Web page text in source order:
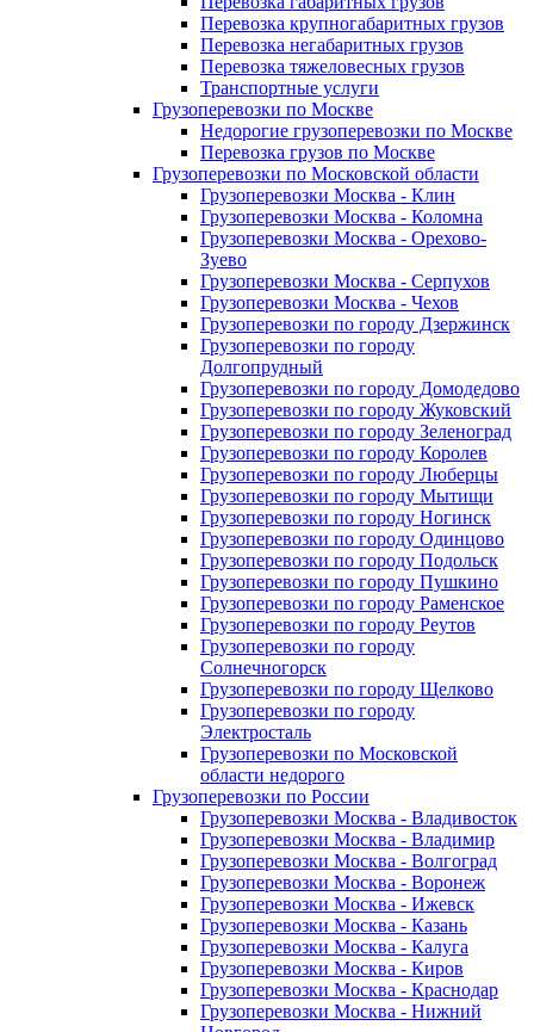
Перевозка крупногабаритных грузов
Перевозка негабаритных грузов
Перевозка тяжеловесных грузов
Транспортные услуги
Грузоперевозки по Москве
Недорогие грузоперевозки по Москве
Перевозка грузов по Москве
Грузоперевозки по Московской области
Грузоперевозки Москва - Клин
Грузоперевозки Москва - Коломна
Грузоперевозки Москва - Орехово-
Зуево
Грузоперевозки Москва - Серпухов
Грузоперевозки Москва - Чехов
Грузоперевозки по городу Дзержинск
Грузоперевозки по городу
Долгопрудный
Грузоперевозки по городу Домодедово
Грузоперевозки по городу Жуковский
Грузоперевозки по городу Зеленоград
Грузоперевозки по городу Королев
Грузоперевозки по городу Люберцы
Грузоперевозки по городу Мытищи
Грузоперевозки по городу Ногинск
Грузоперевозки по городу Одинцово
Грузоперевозки по городу Подольск
Грузоперевозки по городу Пушкино
Грузоперевозки по городу Раменское
Грузоперевозки по городу Реутов
Грузоперевозки по городу
Солнечногорск
Грузоперевозки по городу Щелково
Грузоперевозки по городу
Электросталь
Грузоперевозки по Московской
области недорого
Грузоперевозки по России
Грузоперевозки Москва - Владивосток
Грузоперевозки Москва - Владимир
Грузоперевозки Москва - Волгоград
Грузоперевозки Москва - Воронеж
Грузоперевозки Москва - Ижевск
Грузоперевозки Москва - Казань
Грузоперевозки Москва - Калуга
Грузоперевозки Москва - Киров
Грузоперевозки Москва - Краснодар
Грузоперевозки Москва - Нижний